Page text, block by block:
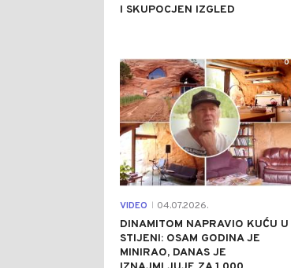
I SKUPOCJEN IZGLED
VIDEO 04.07.2026.
DINAMITOM NAPRAVIO KUĆU U
STIJENI: OSAM GODINA JE
MINIRAO, DANAS JE
0